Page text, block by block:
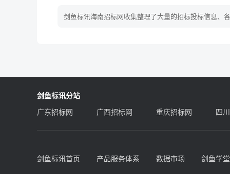
剑鱼标讯海南招标网收集整理了大量的招标投标信息、
剑鱼标讯分站
广东招标网
广西招标网 重庆招标网 四
剑鱼标讯首页 产品服务体系 数据市场 剑鱼学堂